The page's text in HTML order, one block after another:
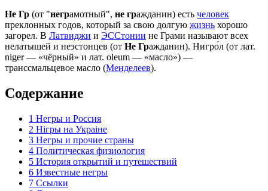
Не Гр (от "неграмотный", не гражданин) есть человек
преклонных годов, который за свою долгую жизнь хорошо
загорел. В Латвиджи и ЭССтонии не Грами называют всех
нелатышей и неэстонцев (от Не Гражданин). Нигро́л (от лат.
niger — «чёрный» и лат. oleum — «масло») —
транссмальцевое масло (Менделеев).
Содержание
1 Негры и Россия
2 Нiгры на Украiне
3 Негры и прочие страны
4 Политическая физиология
5 История открытий и путешествий
6 Известные негры
7 Ссылки